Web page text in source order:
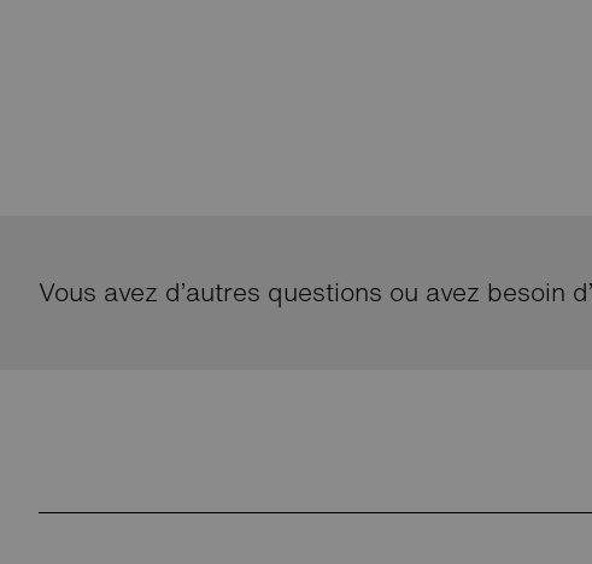
Vous avez d’autres questions ou avez besoin